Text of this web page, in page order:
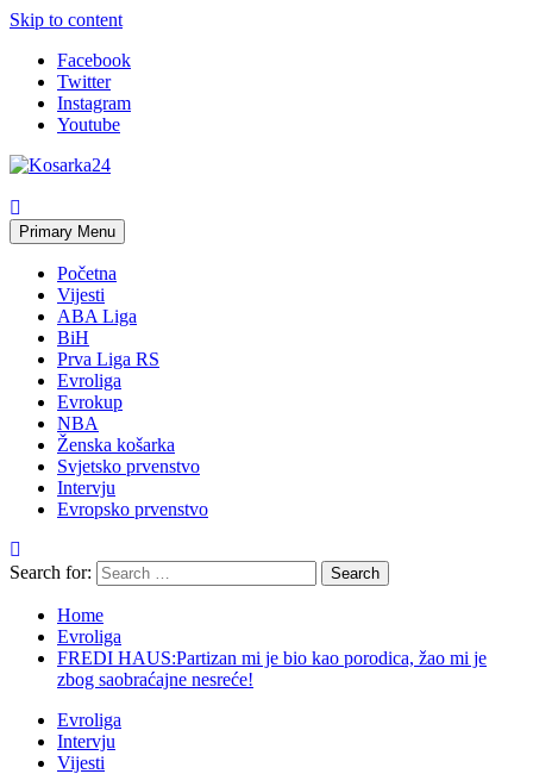
Skip to content
Facebook
Twitter
Instagram
Youtube
Primary Menu
Početna
Vijesti
ABA Liga
BiH
Prva Liga RS
Evroliga
Evrokup
NBA
Ženska košarka
Svjetsko prvenstvo
Intervju
Evropsko prvenstvo
Search for:
Home
Evroliga
FREDI HAUS:Partizan mi je bio kao porodica, žao mi je
zbog saobraćajne nesreće!
Evroliga
Intervju
Vijesti